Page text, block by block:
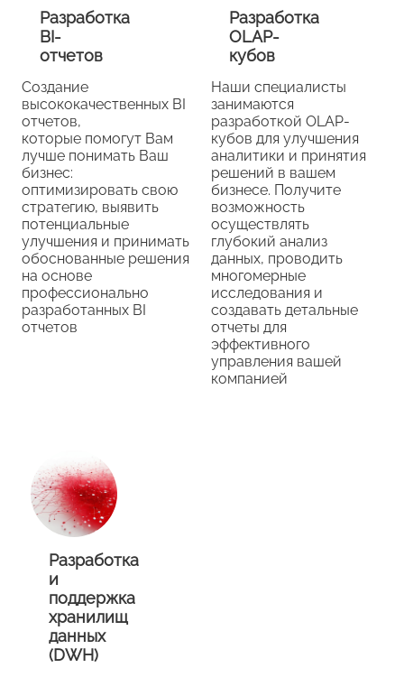
Разработка
BI-
отчетов
Создание
высококачественных BI
отчетов,
которые помогут Вам
лучше понимать Ваш
бизнес:
оптимизировать свою
стратегию, выявить
потенциальные
улучшения и принимать
обоснованные решения
на основе
профессионально
разработанных BI
отчетов
Разработка
OLAP-
кубов
Наши специалисты
занимаются
разработкой OLAP-
кубов для улучшения
аналитики и принятия
решений в вашем
бизнесе. Получите
возможность
осуществлять
глубокий анализ
данных, проводить
многомерные
исследования и
создавать детальные
отчеты для
эффективного
управления вашей
компанией
Разработка
и
поддержка
хранилищ
данных
(DWH)